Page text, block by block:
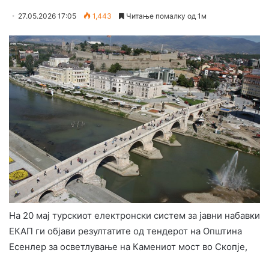
27.05.2026 17:05 1,443 Читање помалку од 1м
На 20 мај турскиот електронски систем за јавни набавки
ЕКАП ги објави резултатите од тендерот на Општина
Есенлер за осветлување на Камениот мост во Скопје,